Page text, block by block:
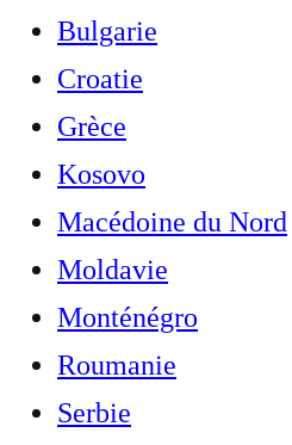
Bulgarie
Croatie
Grèce
Kosovo
Macédoine du Nord
Moldavie
Monténégro
Roumanie
Serbie